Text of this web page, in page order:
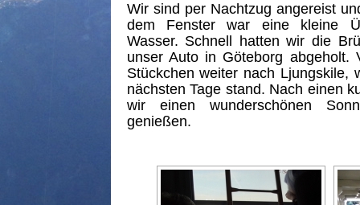
Wir sind per Nachtzug angereist
dem Fenster war eine kleine
Wasser. Schnell hatten wir die
unser Auto in Göteborg
Stückchen weiter nach Ljungskile,
nächsten Tage stand. Nach einen
wir einen wunderschönen
genießen.